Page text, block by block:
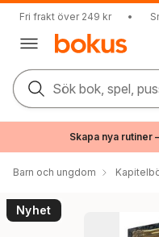
Fri frakt över 249 kr •
Sök bok, spel,
Skapa nya rutiner
Barn och ungdom
Nyhet